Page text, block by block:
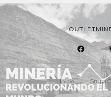
Inicio Grupo